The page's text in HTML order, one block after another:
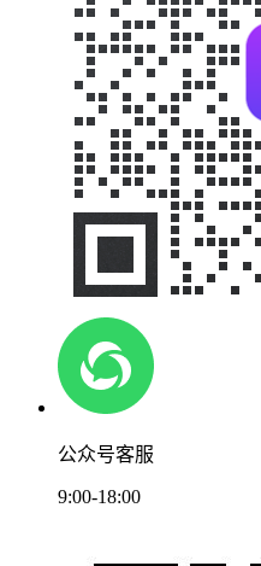
公众号客服
9:00-18:00